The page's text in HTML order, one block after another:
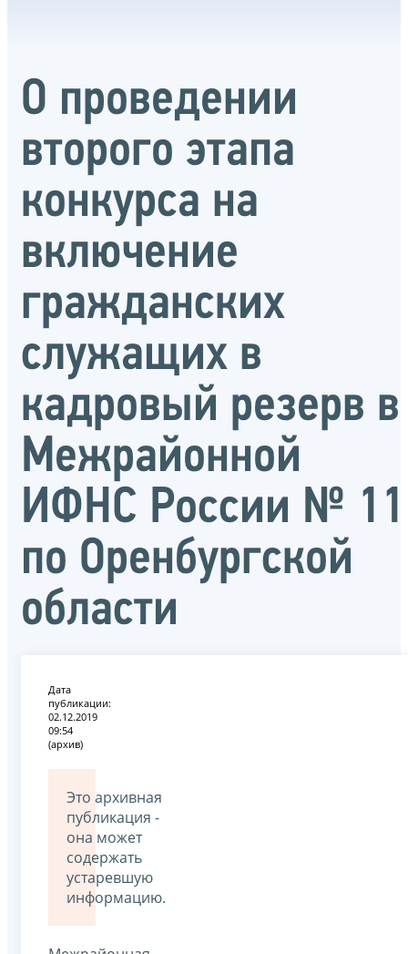
О проведении
второго этапа
конкурса на
включение
гражданских
служащих в
кадровый резерв в
Межрайонной
ИФНС России № 11
по Оренбургской
области
Дата
публикации:
02.12.2019
09:54
(архив)
Это архивная
публикация -
она может
содержать
устаревшую
информацию.